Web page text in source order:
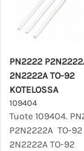
PN2222
2N2222A TO-92
KOTELOSSA
109404
Tuote 109404.
P2N2222A TO-92
2N2222A TO-92